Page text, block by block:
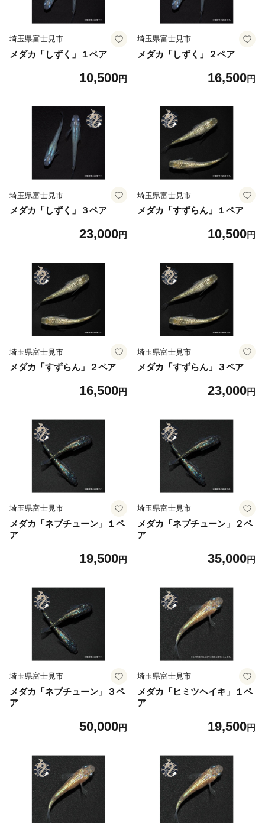
埼玉県富士見市
メダカ「しずく」１ペア
10,500円
埼玉県富士見市
メダカ「しずく」２ペア
16,500円
埼玉県富士見市
メダカ「しずく」３ペア
23,000円
埼玉県富士見市
メダカ「すずらん」１ペア
10,500円
埼玉県富士見市
メダカ「すずらん」２ペア
16,500円
埼玉県富士見市
メダカ「すずらん」３ペア
23,000円
埼玉県富士見市
メダカ「ネプチューン」１ペ
ア
19,500円
埼玉県富士見市
メダカ「ネプチューン」２ペ
ア
35,000円
埼玉県富士見市
メダカ「ネプチューン」３ペ
ア
50,000円
埼玉県富士見市
メダカ「ヒミツヘイキ」１ペ
ア
19,500円